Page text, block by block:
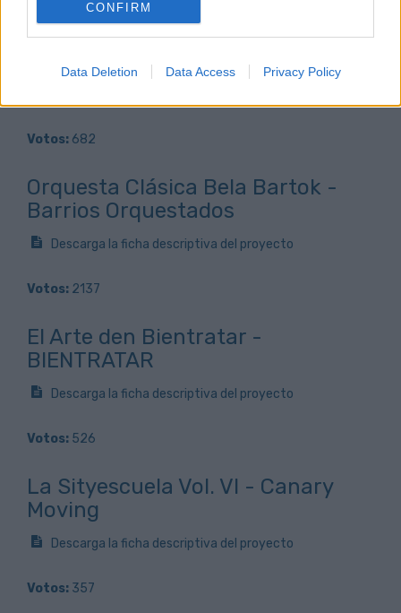
CONFIRM
Data Deletion Data Access Privacy Policy
Adquisición de vehículo de
transporte de mercancías - Banco
de Alimentos
Votos: 682
Orquesta Clásica Bela Bartok -
Barrios Orquestados
Descarga la ficha descriptiva del proyecto
Votos: 2137
El Arte den Bientratar -
BIENTRATAR
Descarga la ficha descriptiva del proyecto
Votos: 526
La Sityescuela Vol. VI - Canary
Moving
Descarga la ficha descriptiva del proyecto
Votos: 357